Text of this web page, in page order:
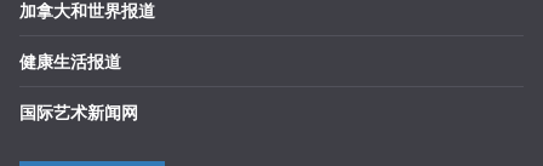
加拿大和世界报道
健康生活报道
国际艺术新闻网